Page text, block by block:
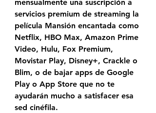
mensualmente una suscripción a
servicios premium de streaming la
película Mansión encantada como
Netflix, HBO Max, Amazon Prime
Video, Hulu, Fox Premium,
Movistar Play, Disney+, Crackle o
Blim, o de bajar apps de Google
Play o App Store que no te
ayudarán mucho a satisfacer esa
sed cinéfila.